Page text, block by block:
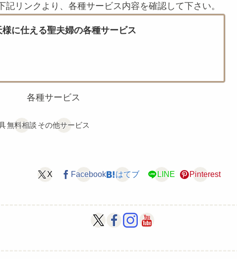
リンクより、各種サービス内容を確認して下さい。
様に仕える聖夫婦の各種サービス
各種サービス
無料相談 その他サービス
X Facebook はてブ LINE Pinterest